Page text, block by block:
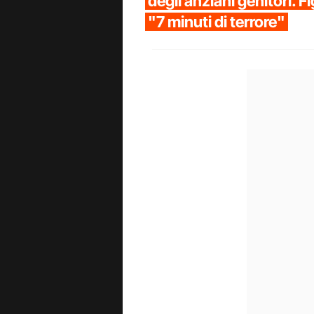
"7 minuti di terrore"